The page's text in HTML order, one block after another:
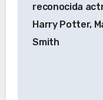
reconocida
Harry Potter,
Smith